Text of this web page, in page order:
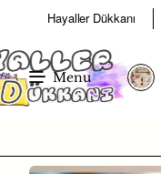
Hayaller Dükkanı
Menu